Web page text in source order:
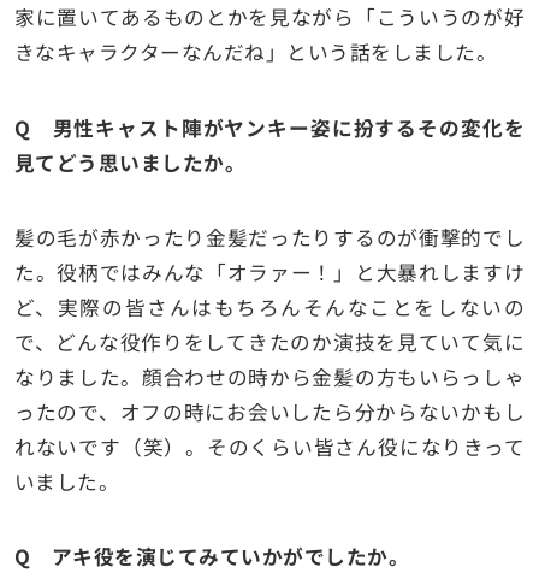
家に置いてあるものとかを見ながら「こういうのが好
きなキャラクターなんだね」という話をしました。
Q 男性キャスト陣がヤンキー姿に扮するその変化を
見てどう思いましたか。
髪の毛が赤かったり金髪だったりするのが衝撃的でし
た。役柄ではみんな「オラァー！」と大暴れしますけ
ど、実際の皆さんはもちろんそんなことをしないの
で、どんな役作りをしてきたのか演技を見ていて気に
なりました。顔合わせの時から金髪の方もいらっしゃ
ったので、オフの時にお会いしたら分からないかもし
れないです（笑）。そのくらい皆さん役になりきって
いました。
Q アキ役を演じてみていかがでしたか。